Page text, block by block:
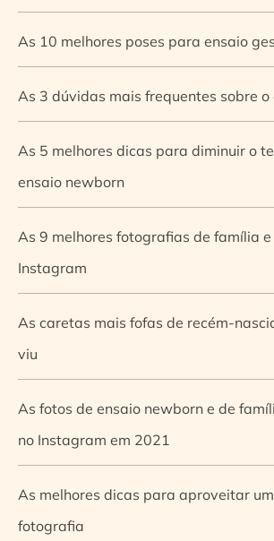
As 10 melhores poses para ensaio
As 3 dúvidas mais frequentes sobre
As 5 melhores dicas para diminuir o
ensaio newborn
As 9 melhores fotografias de família
Instagram
As caretas mais fofas de recém-
viu
As fotos de ensaio newborn e de
no Instagram em 2021
As melhores dicas para aproveitar
fotografia